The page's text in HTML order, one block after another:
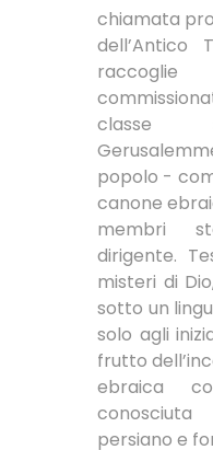
chiamata
dell’Antico
classe
popolo -
canone
membri
dirigente.
misteri di
sotto un
solo agli
frutto
ebraica
persiano e